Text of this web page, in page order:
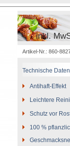
inkl.
Artikel-Nr.: 860-
Technische
Antihaft-Effekt
Leichtere
Schutz vor
100 %